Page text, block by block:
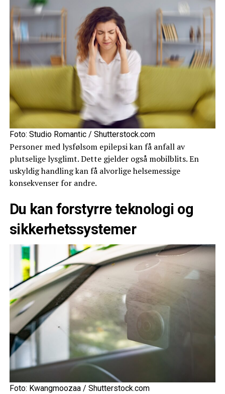
Foto: Studio Romantic / Shutterstock.com
Personer med lysfølsom epilepsi kan få anfall av
plutselige lysglimt. Dette gjelder også mobilblits. En
uskyldig handling kan få alvorlige helsemessige
konsekvenser for andre.
Du kan forstyrre teknologi og
sikkerhetssystemer
Foto: Kwangmoozaa / Shutterstock.com